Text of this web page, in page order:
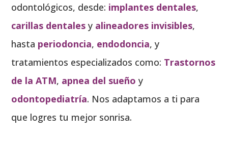
odontológicos, desde: implantes dentales,
carillas dentales y alineadores invisibles,
hasta periodoncia, endodoncia, y
tratamientos especializados como: Trastornos
de la ATM, apnea del sueño y
odontopediatría. Nos adaptamos a ti para
que logres tu mejor sonrisa.